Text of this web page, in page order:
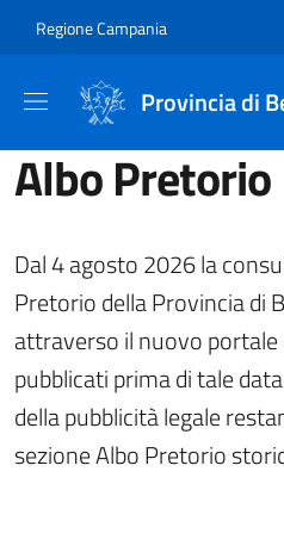
Regione Campania
Provincia di
Albo Pretorio
Dal 4 agosto 2026 la
Pretorio della Provincia di
attraverso il nuovo portale
pubblicati prima di tale
della pubblicità legale
sezione Albo Pretorio